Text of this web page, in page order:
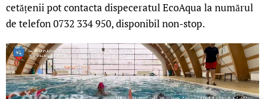
cetățenii pot contacta dispeceratul EcoAqua la numărul
de telefon 0732 334 950, disponibil non-stop.
LIVE